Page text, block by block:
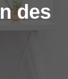
des